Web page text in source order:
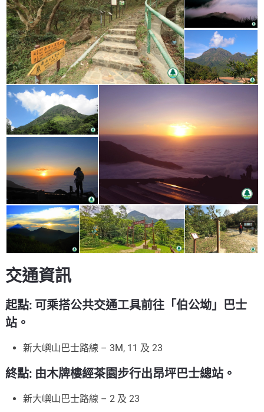
交通資訊
起點: 可乘搭公共交通工具前往「伯公坳」巴士
站。
新大嶼山巴士路線 – 3M, 11 及 23
終點: 由木牌樓經茶園步行出昂坪巴士總站。
新大嶼山巴士路線 – 2 及 23